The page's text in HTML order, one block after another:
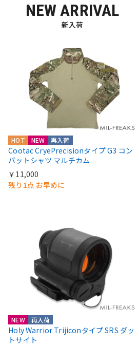
NEW ARRIVAL
新入荷
HOT NEW 再入荷
Cootac CryePrecisionタイプ G3 コン
バットシャツ マルチカム
￥11,000
残り1点 お早めに
NEW 再入荷
Holy Warrior Trijiconタイプ SRS ダッ
トサイト